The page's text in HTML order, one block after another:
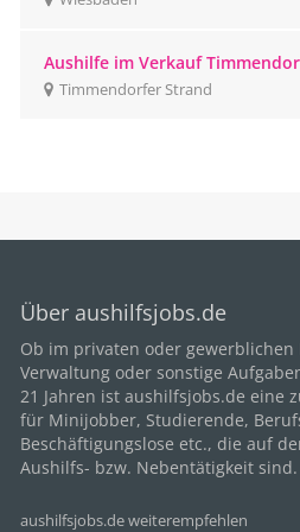
Aushilfe im Verkauf
Timmendorfer Strand
Über aushilfsjobs.de
Ob im privaten oder gewerblichen
Verwaltung oder sonstige
21 Jahren ist aushilfsjobs.de eine
für Minijobber, Studierende,
Beschäftigungslose etc., die auf
Aushilfs- bzw. Nebentätigkeit sind.
aushilfsjobs.de weiterempfehlen